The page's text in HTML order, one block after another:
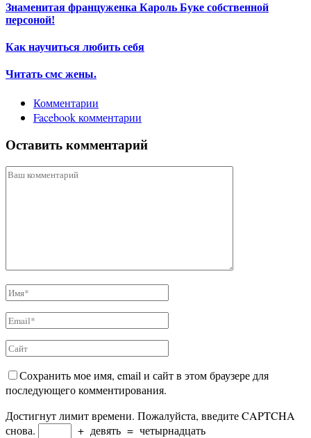
Знаменитая француженка Кароль Буке собственной
персоной!
Как научиться любить себя
Читать смс жены.
Комментарии
Facebook комментарии
Оставить комментарий
Сохранить мое имя, email и сайт в этом браузере для
последующего комментирования.
Достигнут лимит времени. Пожалуйста, введите CAPTCHA
снова.
+ девять = четырнадцать